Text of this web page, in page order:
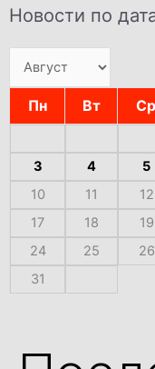
Новости по
Пн Вт Ср
3
4 5
10
11 12
17
18 19
24
25 26
31